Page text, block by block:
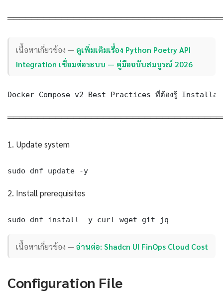
เนื้อหาเกี่ยวข้อง — ดูเพิ่มเติมเรื่อง Python Poetry API
Integration เชื่อมต่อระบบ — คู่มือฉบับสมบูรณ์ 2026
Docker Compose v2 Best Practices ที่ต้องรู้
1. Update system
sudo dnf update -y
2. Install prerequisites
sudo dnf install -y curl wget git jq
เนื้อหาเกี่ยวข้อง —อ่านต่อ: Shadcn UI FinOps Cloud Cost
Configuration File